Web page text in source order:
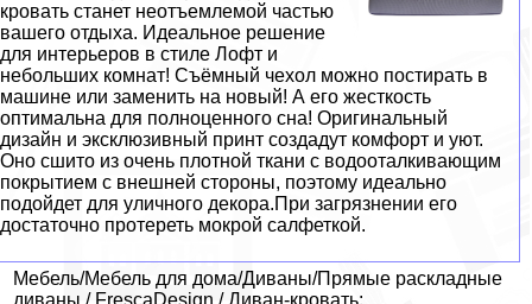
кровать станет неотъемлемой частью
вашего отдыха. Идеальное решение
для интерьеров в стиле Лофт и
небольших комнат! Съёмный чехол можно постирать в
машине или заменить на новый! А его жесткость
оптимальна для полноценного сна! Оригинальный
дизайн и эксклюзивный принт создадут комфорт и уют.
Оно сшито из очень плотной ткани с водооталкивающим
покрытием с внешней стороны, поэтому идеально
подойдет для уличного декора.При загрязнении его
достаточно протереть мокрой салфеткой.
Мебель/Мебель для дома/Диваны/Прямые раскладные